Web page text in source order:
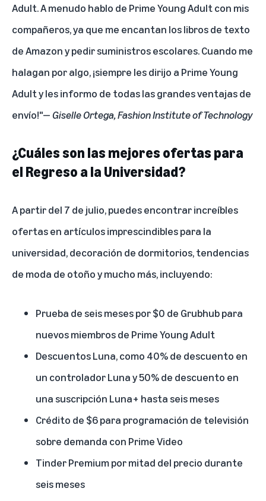
Adult. A menudo hablo de Prime Young Adult con mis
compañeros, ya que me encantan los libros de texto
de Amazon y pedir suministros escolares. Cuando me
halagan por algo, ¡siempre les dirijo a Prime Young
Adult y les informo de todas las grandes ventajas de
envío!"—Giselle Ortega, Fashion Institute of Technology
¿Cuáles son las mejores ofertas para
el Regreso a la Universidad?
A partir del 7 de julio, puedes encontrar increíbles
ofertas en artículos imprescindibles para la
universidad, decoración de dormitorios, tendencias
de moda de otoño y mucho más, incluyendo:
Prueba de seis meses por $0 de Grubhub para
nuevos miembros de Prime Young Adult
Descuentos Luna, como 40% de descuento en
un controlador Luna y 50% de descuento en
una suscripción Luna+ hasta seis meses
Crédito de $6 para programación de televisión
sobre demanda con Prime Video
Tinder Premium por mitad del precio durante
seis meses